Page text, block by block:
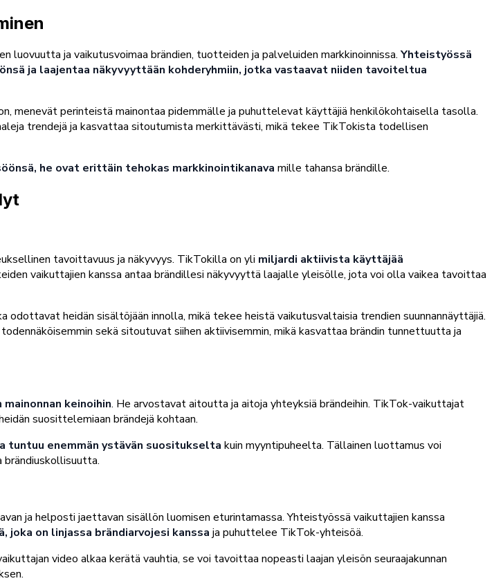
ja vaikutusvoimaa brändien, tuotteiden ja palveluiden markkinoinnissa. Yhteistyössä
ja laajentaa näkyvyyttään kohderyhmiin, jotka vastaavat niiden tavoiteltua
perinteistä mainontaa pidemmälle ja puhuttelevat käyttäjiä henkilökohtaisella tasolla.
trendejä ja kasvattaa sitoutumista merkittävästi, mikä tekee TikTokista todellisen
he ovat erittäin tehokas markkinointikanava mille tahansa brändille.
tavoittavuus ja näkyvyys. TikTokilla on yli miljardi aktiivista käyttäjää
vaikuttajien kanssa antaa brändillesi näkyvyyttä laajalle yleisölle, jota voi olla vaikea tavoittaa
heidän sisältöjään innolla, mikä tekee heistä vaikutusvaltaisia trendien suunnannäyttäjiä.
sekä sitoutuvat siihen aktiivisemmin, mikä kasvattaa brändin tunnettuutta ja
keinoihin. He arvostavat aitoutta ja aitoja yhteyksiä brändeihin. TikTok-vaikuttajat
suosittelemiaan brändejä kohtaan.
enemmän ystävän suositukselta kuin myyntipuheelta. Tällainen luottamus voi
ja helposti jaettavan sisällön luomisen eturintamassa. Yhteistyössä vaikuttajien kanssa
joka on linjassa brändiarvojesi kanssa ja puhuttelee TikTok-yhteisöä.
video alkaa kerätä vauhtia, se voi tavoittaa nopeasti laajan yleisön seuraajakunnan